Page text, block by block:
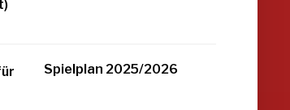
Spielplan 2025/2026